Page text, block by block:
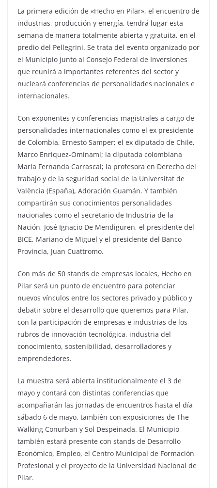
La primera edición de «Hecho en Pilar», el encuentro de
industrias, producción y energía, tendrá lugar esta
semana de manera totalmente abierta y gratuita, en el
predio del Pellegrini. Se trata del evento organizado por
el Municipio junto al Consejo Federal de Inversiones
que reunirá a importantes referentes del sector y
nucleará conferencias de personalidades nacionales e
internacionales.
Con exponentes y conferencias magistrales a cargo de
personalidades internacionales como el ex presidente
de Colombia, Ernesto Samper; el ex diputado de Chile,
Marco Enriquez-Ominami; la diputada colombiana
María Fernanda Carrascal; la profesora en Derecho del
trabajo y de la seguridad social de la Universitat de
València (España), Adoración Guamán. Y también
compartirán sus conocimientos personalidades
nacionales como el secretario de Industria de la
Nación, José Ignacio De Mendiguren, el presidente del
BICE, Mariano de Miguel y el presidente del Banco
Provincia, Juan Cuattromo.
Con más de 50 stands de empresas locales, Hecho en
Pilar será un punto de encuentro para potenciar
nuevos vínculos entre los sectores privado y público y
debatir sobre el desarrollo que queremos para Pilar,
con la participación de empresas e industrias de los
rubros de innovación tecnológica, industria del
conocimiento, sostenibilidad, desarrolladores y
emprendedores.
La muestra será abierta institucionalmente el 3 de
mayo y contará con distintas conferencias que
acompañarán las jornadas de encuentros hasta el día
sábado 6 de mayo, también con exposiciones de The
Walking Conurban y Sol Despeinada. El Municipio
también estará presente con stands de Desarrollo
Económico, Empleo, el Centro Municipal de Formación
Profesional y el proyecto de la Universidad Nacional de
Pilar.